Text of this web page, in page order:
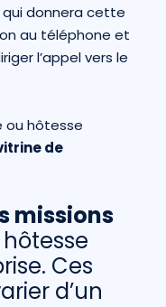
qui donnera cette
au téléphone et
l’appel vers le
ou hôtesse
de
missions
Ces
d’un